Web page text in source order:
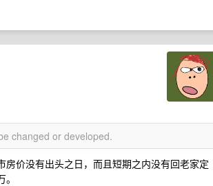
changed or developed.
价没有出头之日，而且短期之内没有回老家定